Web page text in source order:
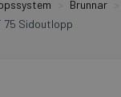
Brunnar
75 Sidoutlopp